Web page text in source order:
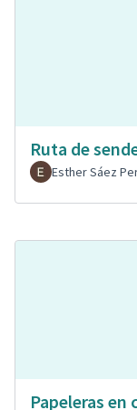
Ruta de
Esther Sáez
Papeleras en